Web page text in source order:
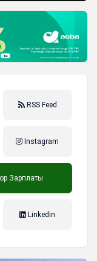
RSS Feed
Instagram
Зарплаты
Linkedin